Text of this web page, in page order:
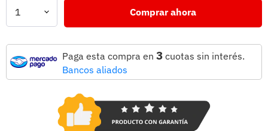
Comprar ahora
Paga esta compra en 3 cuotas sin interés.
Bancos aliados